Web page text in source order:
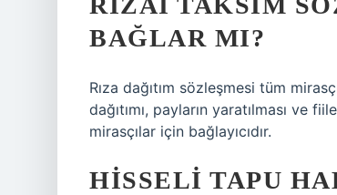
BAĞLAR MI?
Rıza dağıtım sözleşmesi tüm
dağıtımı, payların yaratılması ve
mirasçılar için bağlayıcıdır.
HISSELI TAPU